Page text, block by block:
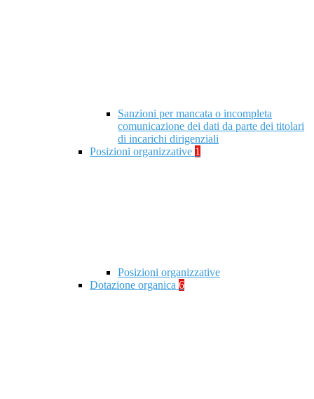
Sanzioni per mancata o incompleta
comunicazione dei dati da parte dei titolari
di incarichi dirigenziali
Posizioni organizzative 1
Posizioni organizzative
Dotazione organica 6